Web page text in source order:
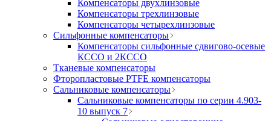
Компенсаторы двухлинзовые
Компенсаторы трехлинзовые
Компенсаторы четырехлинзовые
Сильфонные компенсаторы
Компенсаторы сильфонные сдвигово-осевые
КССО и 2КССО
Тканевые компенсаторы
Фторопластовые PTFE компенсаторы
Сальниковые компенсаторы
Сальниковые компенсаторы по серии 4.903-
10 выпуск 7